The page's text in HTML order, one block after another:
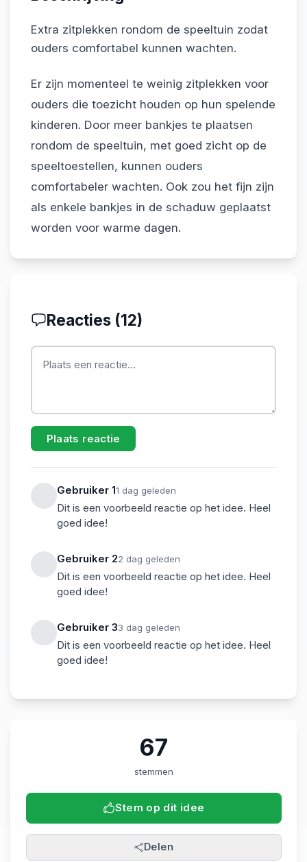
Contact
Extra zitplekken rondom de speeltuin zodat
ouders comfortabel kunnen wachten.
Er zijn momenteel te weinig zitplekken voor
ouders die toezicht houden op hun spelende
kinderen. Door meer bankjes te plaatsen
rondom de speeltuin, met goed zicht op de
speeltoestellen, kunnen ouders
comfortabeler wachten. Ook zou het fijn zijn
als enkele bankjes in de schaduw geplaatst
worden voor warme dagen.
Reacties (12)
Plaats reactie
Gebruiker 11 dag geleden
Dit is een voorbeeld reactie op het idee. Heel
goed idee!
Gebruiker 22 dag geleden
Dit is een voorbeeld reactie op het idee. Heel
goed idee!
Gebruiker 33 dag geleden
Dit is een voorbeeld reactie op het idee. Heel
goed idee!
67
stemmen
Stem op dit idee
Delen